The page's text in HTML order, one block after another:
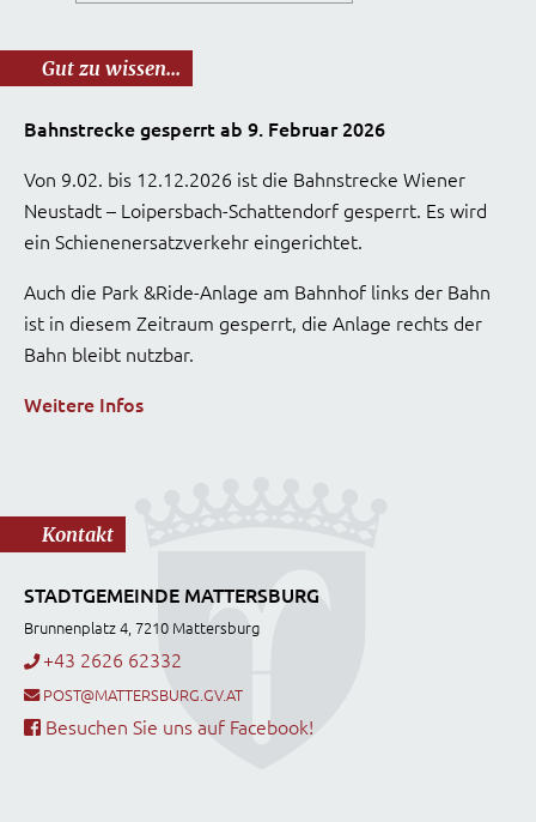
Gut zu wissen...
Bahnstrecke gesperrt ab 9. Februar 2026
Von 9.02. bis 12.12.2026 ist die Bahnstrecke Wiener
Neustadt – Loipersbach-Schattendorf gesperrt. Es wird
ein Schienenersatzverkehr eingerichtet.
Auch die Park &Ride-Anlage am Bahnhof links der Bahn
ist in diesem Zeitraum gesperrt, die Anlage rechts der
Bahn bleibt nutzbar.
Weitere Infos
Kontakt
STADTGEMEINDE MATTERSBURG
Brunnenplatz 4, 7210 Mattersburg
+43 2626 62332
POST@MATTERSBURG.GV.AT
Besuchen Sie uns auf Facebook!